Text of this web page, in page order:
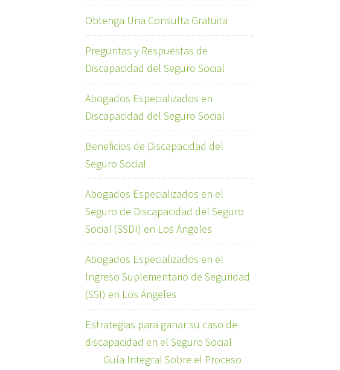
Obtenga Una Consulta Gratuita
Preguntas y Respuestas de
Discapacidad del Seguro Social
Abogados Especializados en
Discapacidad del Seguro Social
Beneficios de Discapacidad del
Seguro Social
Abogados Especializados en el
Seguro de Discapacidad del Seguro
Social (SSDI) en Los Ángeles
Abogados Especializados en el
Ingreso Suplementario de Seguridad
(SSI) en Los Ángeles
Estrategias para ganar su caso de
discapacidad en el Seguro Social
Guía Integral Sobre el Proceso